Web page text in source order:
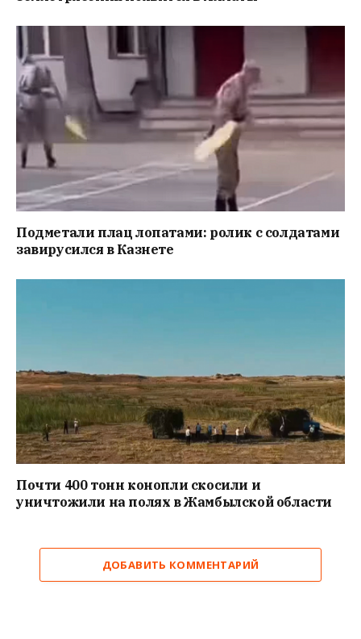
Подметали плац лопатами: ролик с солдатами
завирусился в Казнете
Почти 400 тонн конопли скосили и
уничтожили на полях в Жамбылской области
ДОБАВИТЬ КОММЕНТАРИЙ